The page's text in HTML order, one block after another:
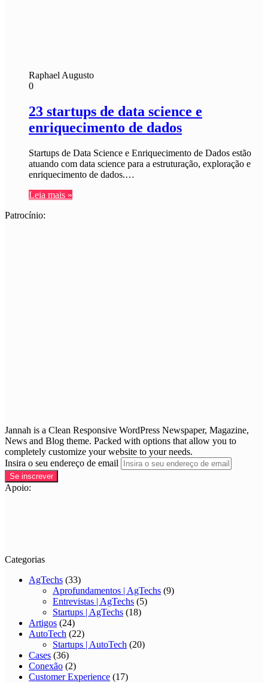
Raphael Augusto
0
23 startups de data science e
enriquecimento de dados
Startups de Data Science e Enriquecimento de Dados estão
atuando com data science para a estruturação, exploração e
enriquecimento de dados.…
Leia mais »
Patrocínio:
Jannah is a Clean Responsive WordPress Newspaper, Magazine,
News and Blog theme. Packed with options that allow you to
completely customize your website to your needs.
Insira o seu endereço de email
Apoio:
Categorias
AgTechs (33)
Aprofundamentos | AgTechs (9)
Entrevistas | AgTechs (5)
Startups | AgTechs (18)
Artigos (24)
AutoTech (22)
Startups | AutoTech (20)
Cases (36)
Conexão (2)
Customer Experience (17)